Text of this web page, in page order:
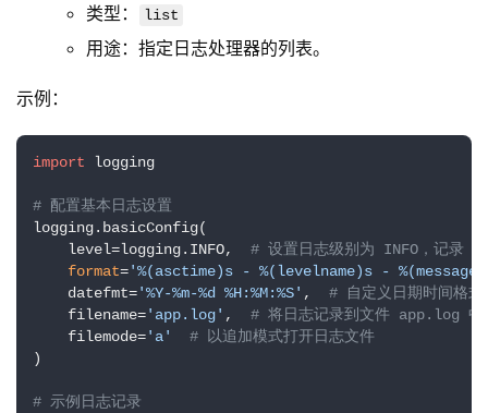
类型：
list
用途：指定日志处理器的列表。
示例：
import logging
# 配置基本日志设置
logging.basicConfig(
    level=logging.INFO,
# 设置日志级别为 INFO，记录
format='%(asctime)s - %(levelname)s -
    datefmt=
'%Y-%m-%d %H:%M:%S' , # 自定义日期时间格式
    filename=
'app.log' , # 将日志记录到文件 app.log 中
    filemode=
'a'
# 以追加模式打开日志文件
)
# 示例日志记录